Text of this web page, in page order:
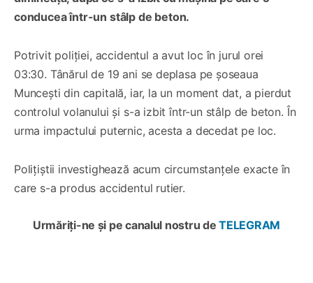
conducea într-un stâlp de beton.
Potrivit poliției, accidentul a avut loc în jurul orei
03:30. Tânărul de 19 ani se deplasa pe șoseaua
Muncești din capitală, iar, la un moment dat, a pierdut
controlul volanului și s-a izbit într-un stâlp de beton. În
urma impactului puternic, acesta a decedat pe loc.
Polițiștii investighează acum circumstanțele exacte în
care s-a produs accidentul rutier.
Urmăriți-ne și pe canalul nostru de TELEGRAM